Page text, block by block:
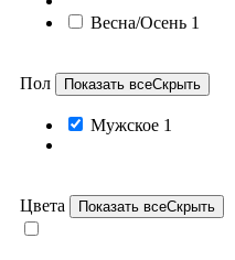
Весна/Осень 1
Пол Показать всеСкрыть
Мужское 1
Цвета Показать всеСкрыть